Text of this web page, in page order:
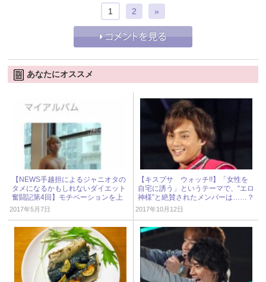
1 2 »
あなたにオススメ
【NEWS手越担によるジャニオタの
タメになるかもしれないダイエット
奮闘記第4回】モチベーションを上
げるのは、やっぱり自担
2017年5月7日
【キスブサ ウォッチ!!】「女性を
自宅に誘う」というテーマで、“エロ
神様”と絶賛されたメンバーは……？
2017年10月12日